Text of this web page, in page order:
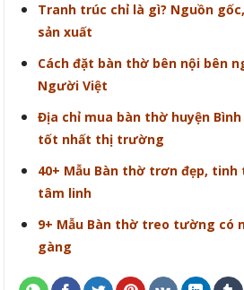
Tranh trúc chỉ là gì? Nguồn
sản xuất
Cách đặt bàn thờ bên nội bên
Người Việt
Địa chỉ mua bàn thờ huyện
tốt nhất thị trường
40+ Mẫu Bàn thờ trơn đẹp,
tâm linh
9+ Mẫu Bàn thờ treo tường có
gàng